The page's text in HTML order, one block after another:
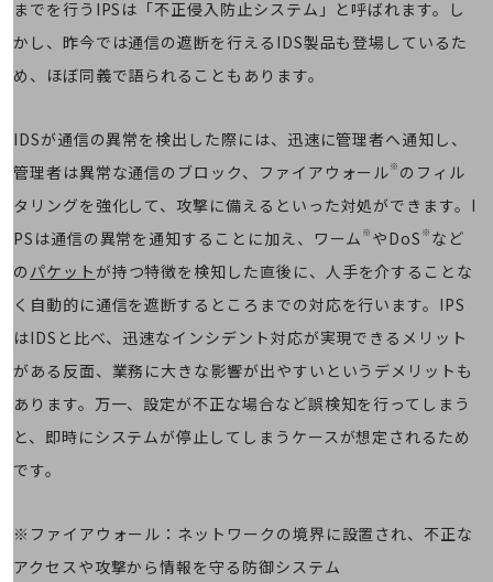
サービス・ソリューションをご紹介
カテゴリーで探す
クラウド・データセンター
電話・映像コミュニケーション
5G
IoT
AI
運用管理
業務支援・マーケティング
課題・ニーズで探す
までを行うIPSは「不正侵入防止システム」と呼ばれます。し
かし、昨今では通信の遮断を行えるIDS製品も登場しているた
め、ほぼ同義で語られることもあります。
IDSが通信の異常を検出した際には、迅速に管理者へ通知し、
管理者は異常な通信のブロック、ファイアウォール※ のフィル
タリングを強化して、攻撃に備えるといった対処ができます。I
PSは通信の異常を通知することに加え、ワーム ※ やDoS ※ など
の パケット が持つ特徴を検知した直後に、人手を介することな
く自動的に通信を遮断するところまでの対応を行います。IPS
はIDSと比べ、迅速なインシデント対応が実現できるメリット
がある反面、業務に大きな影響が出やすいというデメリットも
あります。万一、設定が不正な場合など誤検知を行ってしまう
と、即時にシステムが停止してしまうケースが想定されるため
です。
※ファイアウォール：ネットワークの境界に設置され、不正な
アクセスや攻撃から情報を守る防御システム